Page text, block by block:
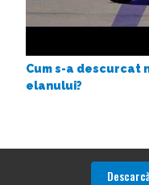
Cum s-a descurcat
elanului?